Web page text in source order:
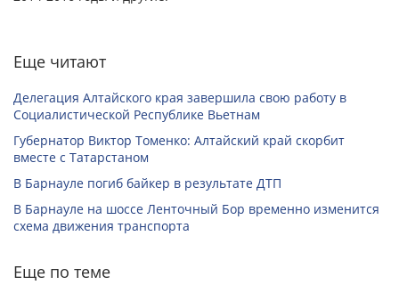
Еще читают
Делегация Алтайского края завершила свою работу в
Социалистической Республике Вьетнам
Губернатор Виктор Томенко: Алтайский край скорбит
вместе с Татарстаном
В Барнауле погиб байкер в результате ДТП
В Барнауле на шоссе Ленточный Бор временно изменится
схема движения транспорта
Еще по теме